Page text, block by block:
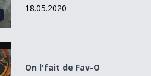
18.05.2020
On l'fait de Fav-O